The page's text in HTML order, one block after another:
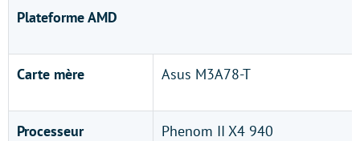
Plateforme AMD
Carte mère Asus M3A78-T
Processeur Phenom II X4 940